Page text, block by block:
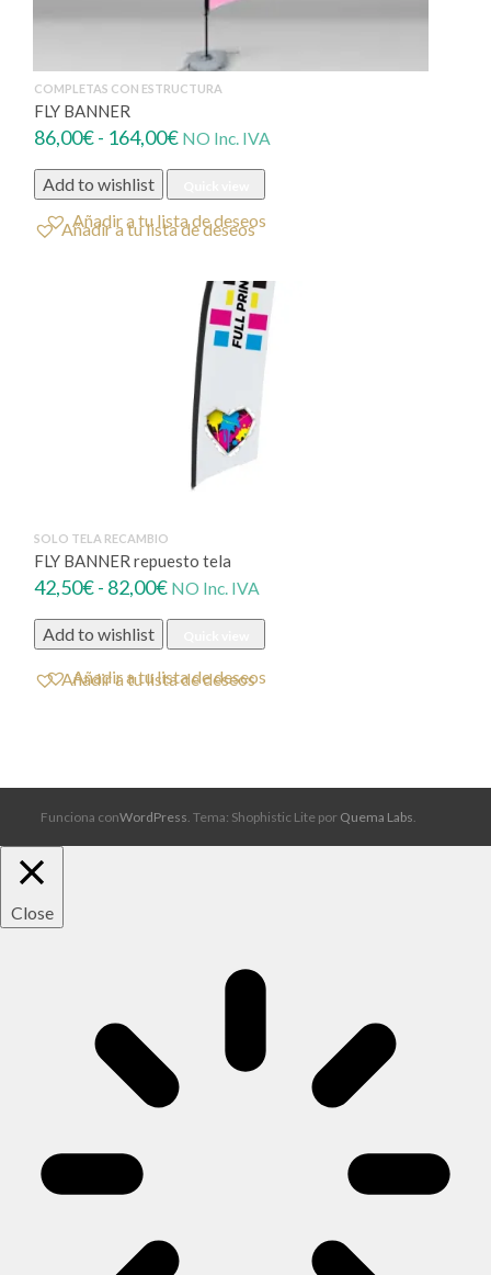
COMPLETAS CON ESTRUCTURA
FLY BANNER
86,00€- 164,00€Rango
de
desde
164,00€
NO Inc. IVA
Add to wishlist
Añadir a tu lista de deseos
SOLO TELA RECAMBIO
FLY BANNER repuesto tela
42,50€- 82,00€Rango
de
precios:
desde
NO Inc. IVA
Add to wishlist
Añadir a tu lista de deseos
Funciona conWordPress . Tema: Shophistic Lite por Quema Labs
Close